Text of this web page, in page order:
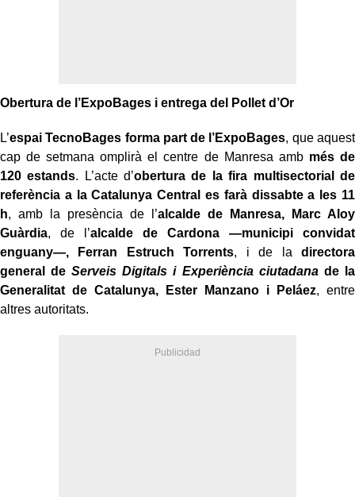
Obertura de l’ExpoBages i entrega del Pollet d’Or
L’espai TecnoBages forma part de l’ExpoBages, que aquest
cap de setmana omplirà el centre de Manresa amb més de
120 estands. L’acte d’obertura de la fira multisectorial de
referència a la Catalunya Central es farà dissabte a les 11
h, amb la presència de l’alcalde de Manresa, Marc Aloy
Guàrdia, de l’alcalde de Cardona —municipi convidat
enguany—, Ferran Estruch Torrents, i de la directora
general deServeis Digitals i Experiència ciutadanade la
Generalitat de Catalunya, Ester Manzano i Peláez, entre
altres autoritats.